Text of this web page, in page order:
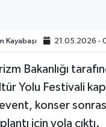
Kayabaşı 21.05.2026 -
Bakanlığı
Yolu Festivali
konser
için yola çıktı.